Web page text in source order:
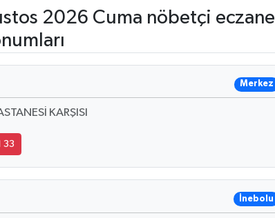
2026 Cuma nöbetçi eczane
Merkez
KARŞISI
33
İnebolu